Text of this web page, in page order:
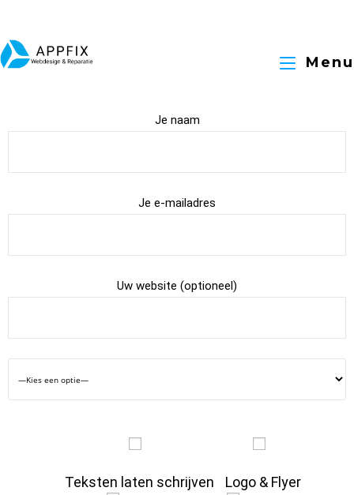
Menu
Je naam
Je e-mailadres
Uw website (optioneel)
Teksten laten schrijven Logo & Flyer